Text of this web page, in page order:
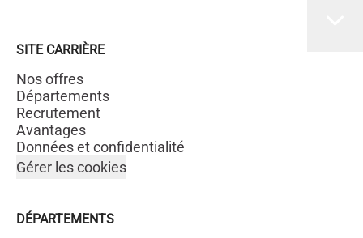
SITE CARRIÈRE
Nos offres
Départements
Recrutement
Avantages
Données et confidentialité
Gérer les cookies
DÉPARTEMENTS